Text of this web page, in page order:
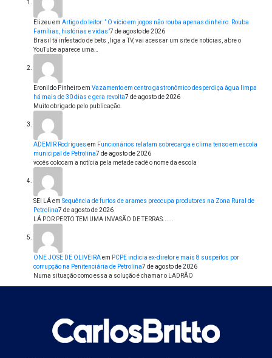
Elizeu em Artigo do leitor: ” O vício em jogos não rouba apenas dinheiro. Rouba
Famílias, histórias e vidas”7 de agosto de 2026
Brasil tá infestado de bets , liga a TV, vai acessar um site de notícias, abre o
YouTube aparece uma…
Eronildo Pinheiroem Vazamento em centro gastronômico desperdiça água limpa
há mais de 30 dias e gera revolta7 de agosto de 2026
Muito obrigado pelo publicação.
ADEMIR Rodrigues em Funcionários relatam sobrecarga e clima tenso em escola
municipal de Petrolina7 de agosto de 2026
vocês colocam a notícia pela metade cadê o nome da escola
SEI LÁem Sequência de furtos de arames preocupa produtores na Zona Rural de
Petrolina7 de agosto de 2026
LÁ POR PERTO TEM UMA INVASÃO DE TERRAS......
ONE JOSE DE OLIVEIRAem PCPE indicia ex-diretor e mais 8 suspeitos por
corrupção na Penitenciária de Petrolina7 de agosto de 2026
Numa situação como essa a solução é chamar o LADRÃO